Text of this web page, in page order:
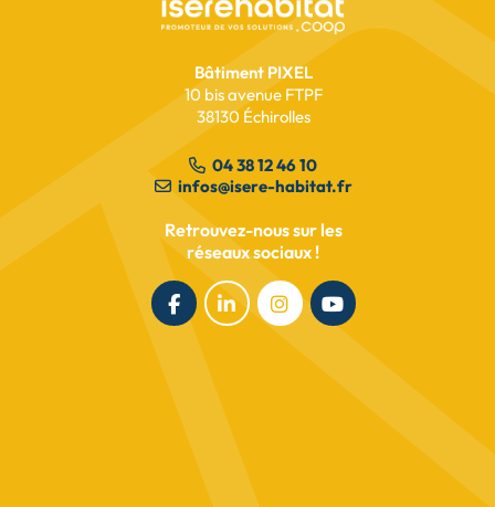
Bâtiment PIXEL
10 bis avenue FTPF
38130 Échirolles
04 38 12 46 10
infos@isere-habitat.fr
Retrouvez-nous sur les
réseaux sociaux !